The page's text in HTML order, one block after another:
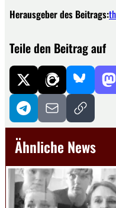
Herausgeber des Beitrags:
Teile den Beitrag auf
Ähnliche News